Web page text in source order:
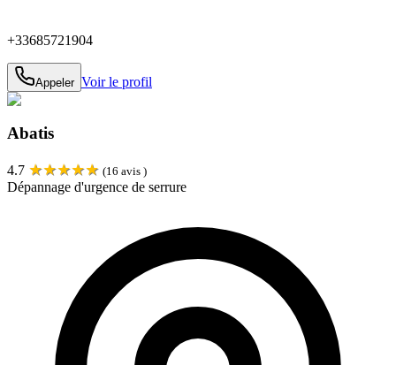
+33685721904
Appeler Voir le profil
Abatis
4.7 ★★★★★ (16 avis )
Dépannage d'urgence de serrure